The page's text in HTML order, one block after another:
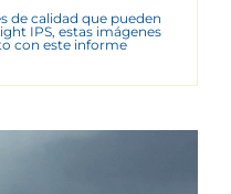
de calidad que pueden
IPS, estas imágenes
con este informe